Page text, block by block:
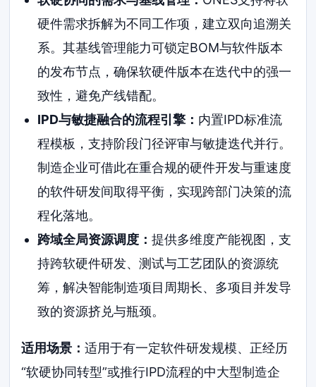
硬件需求拆解为不同工作项，建立双向追溯关
系。其基线管理能力可锁定BOM与软件版本
的发布节点，确保软硬件版本在迭代中的强一
致性，避免产线错配。
IPD与敏捷融合的流程引擎： 内置IPD标准流
程模板，支持阶段门径评审与敏捷迭代并行。
制造企业可借此在重合规的硬件开发与重速度
的软件研发间取得平衡，实现跨部门决策的流
程化落地。
跨域全局资源调度： 提供多维度产能视图，支
持跨软硬件研发、测试与工艺团队的资源统
筹，解决智能制造项目周期长、多项目并发导
致的资源挤兑与瓶颈。
适用场景：适用于有一定软件研发规模、正经历
“软硬协同转型”或推行IPD流程的中大型制造企